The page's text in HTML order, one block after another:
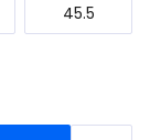
45.5